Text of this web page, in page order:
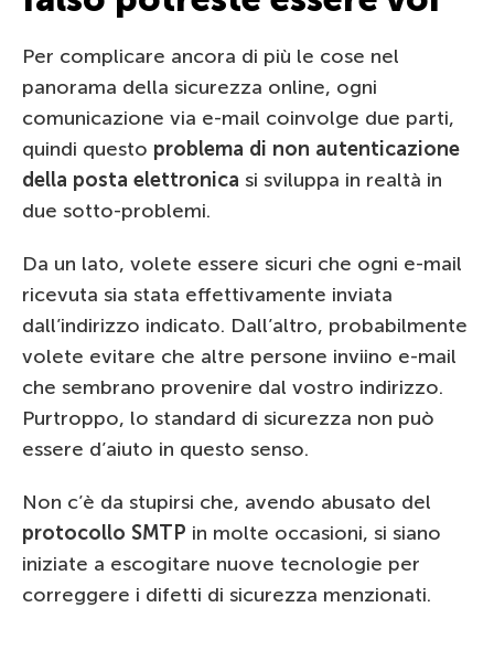
Per complicare ancora di più le cose nel
panorama della sicurezza online, ogni
comunicazione via e-mail coinvolge due parti,
quindi questo problema di non autenticazione
della posta elettronica si sviluppa in realtà in
due sotto-problemi.
Da un lato, volete essere sicuri che ogni e-mail
ricevuta sia stata effettivamente inviata
dall’indirizzo indicato. Dall’altro, probabilmente
volete evitare che altre persone inviino e-mail
che sembrano provenire dal vostro indirizzo.
Purtroppo, lo standard di sicurezza non può
essere d’aiuto in questo senso.
Non c’è da stupirsi che, avendo abusato del
protocollo SMTP in molte occasioni, si siano
iniziate a escogitare nuove tecnologie per
correggere i difetti di sicurezza menzionati.